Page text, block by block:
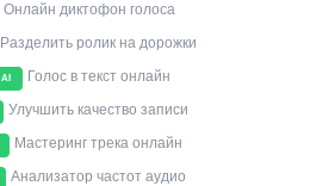
Онлайн диктофон голоса
Разделить ролик на дорожки
AI Голос в текст онлайн
Улучшить качество записи
Мастеринг трека онлайн
Анализатор частот аудио